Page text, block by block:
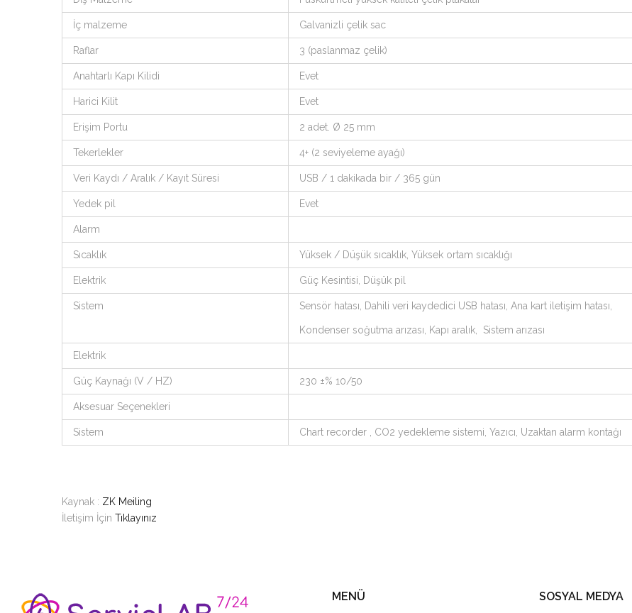
İç malzeme Galvanizli çelik sac
Raflar 3 (paslanmaz çelik)
Anahtarlı Kapı Kilidi Evet
Harici Kilit Evet
Erişim Portu 2 adet. Ø 25 mm
Tekerlekler 4+ (2 seviyeleme ayağı)
Veri Kaydı / Aralık / Kayıt Süresi USB / 1 dakikada bir / 365 gün
Yedek pil Evet
Alarm
Sıcaklık Yüksek / Düşük sıcaklık, Yüksek ortam sıcaklığı
Elektrik Güç Kesintisi, Düşük pil
Sistem Sensör hatası, Dahili veri kaydedici USB hatası, Ana kart iletişim hatası,
Kondenser soğutma arızası, Kapı aralık, Sistem arızası
Elektrik
Güç Kaynağı (V / HZ) 230 ±% 10/50
Aksesuar Seçenekleri
Sistem Chart recorder , CO2 yedekleme sistemi, Yazıcı, Uzaktan alarm kontağı
Kaynak : ZK Meiling
İletişim İçin Tıklayınız
MENÜ SOSYAL MEDYA